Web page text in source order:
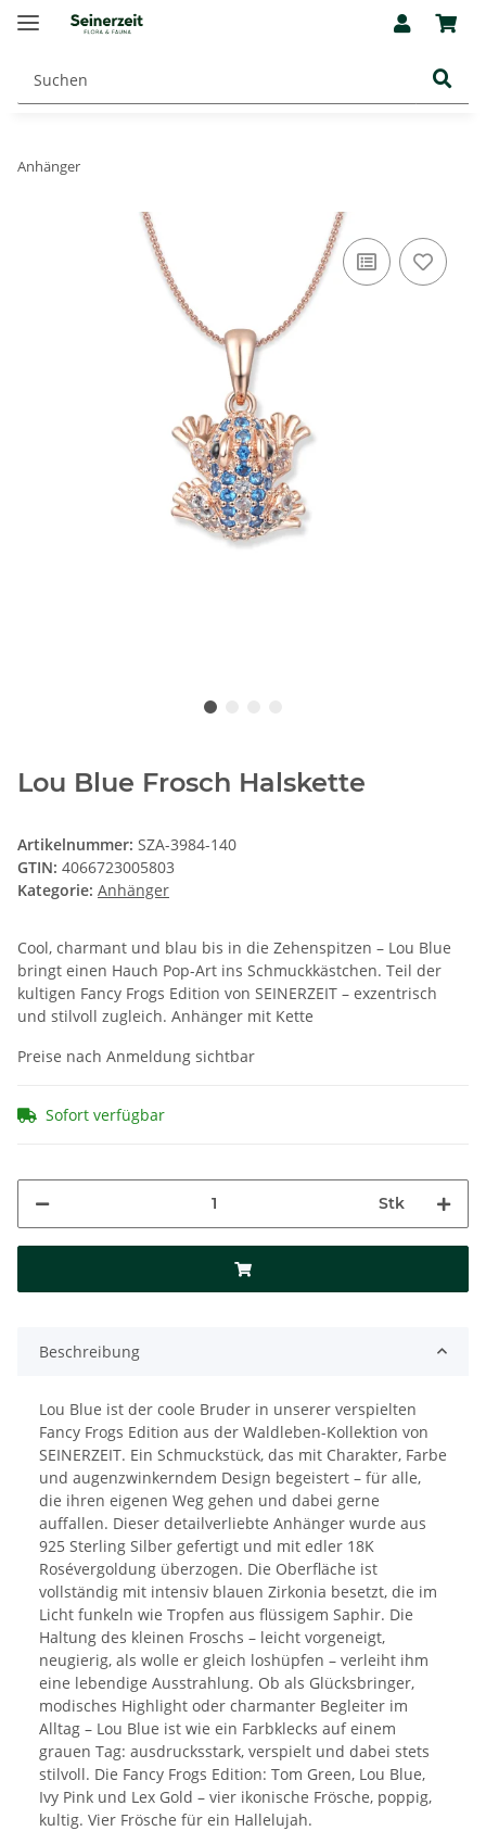
Anhänger
Lou Blue Frosch Halskette
Artikelnummer: SZA-3984-140
GTIN: 4066723005803
Kategorie: Anhänger
Cool, charmant und blau bis in die Zehenspitzen – Lou Blue
bringt einen Hauch Pop-Art ins Schmuckkästchen. Teil der
kultigen Fancy Frogs Edition von SEINERZEIT – exzentrisch
und stilvoll zugleich. Anhänger mit Kette
Preise nach Anmeldung sichtbar
Sofort verfügbar
Stk
Beschreibung
Lou Blue ist der coole Bruder in unserer verspielten
Fancy Frogs Edition aus der Waldleben-Kollektion von
SEINERZEIT. Ein Schmuckstück, das mit Charakter, Farbe
und augenzwinkerndem Design begeistert – für alle,
die ihren eigenen Weg gehen und dabei gerne
auffallen. Dieser detailverliebte Anhänger wurde aus
925 Sterling Silber gefertigt und mit edler 18K
Rosévergoldung überzogen. Die Oberfläche ist
vollständig mit intensiv blauen Zirkonia besetzt, die im
Licht funkeln wie Tropfen aus flüssigem Saphir. Die
Haltung des kleinen Froschs – leicht vorgeneigt,
neugierig, als wolle er gleich loshüpfen – verleiht ihm
eine lebendige Ausstrahlung. Ob als Glücksbringer,
modisches Highlight oder charmanter Begleiter im
Alltag – Lou Blue ist wie ein Farbklecks auf einem
grauen Tag: ausdrucksstark, verspielt und dabei stets
stilvoll. Die Fancy Frogs Edition: Tom Green, Lou Blue,
Ivy Pink und Lex Gold – vier ikonische Frösche, poppig,
kultig. Vier Frösche für ein Hallelujah.